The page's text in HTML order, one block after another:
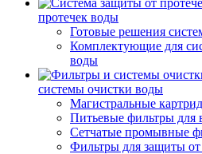
протечек воды
Готовые решения
Комплектующие для
воды
системы очистки воды
Магистральные
Питьевые фильтры для
Сетчатые промывные
Фильтры для защиты